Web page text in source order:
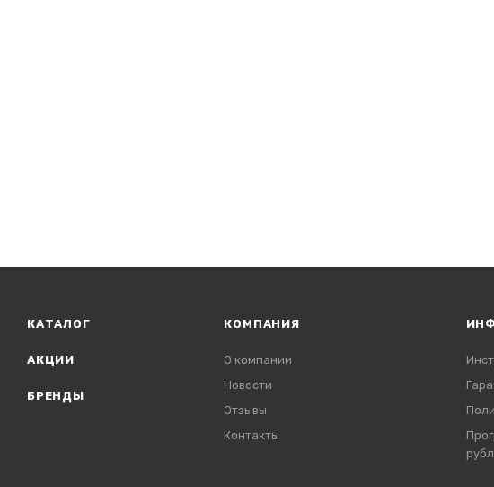
КАТАЛОГ
АКЦИИ
БРЕНДЫ
КОМПАНИЯ
О компании
Новости
Отзывы
Контакты